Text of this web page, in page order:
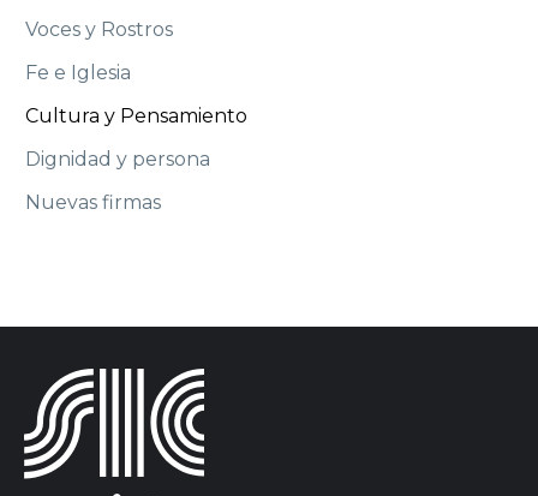
Voces y Rostros
Fe e Iglesia
Cultura y Pensamiento
Dignidad y persona
Nuevas firmas